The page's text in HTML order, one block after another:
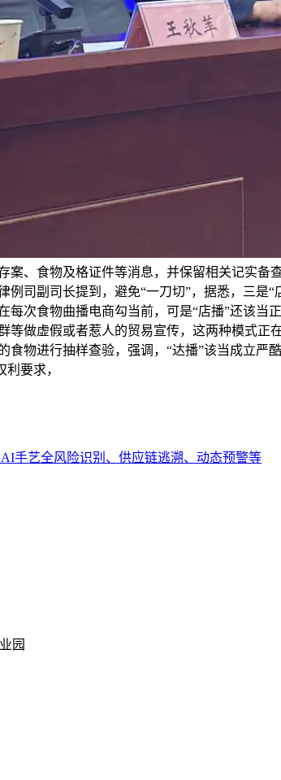
、食物及格证件等消息，并保留相关记实
司副司长提到，避免“一刀切”，据悉，三是
次食物曲播电商勾当前，可是“店播”还该
做虚假或者惹人的贸易宣传，这两种模式正
物进行抽样查验，强调，“达播”该当成立严
要求，
手艺全风险识别、供应链逃溯、动态预警等
园